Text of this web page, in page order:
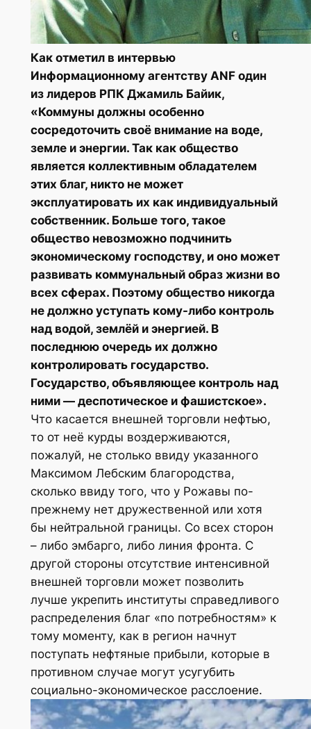
Как отметил в интервью
Информационному агентству ANF один
из лидеров РПК Джамиль Байик,
«Коммуны должны особенно
сосредоточить своё внимание на воде,
земле и энергии. Так как общество
является коллективным обладателем
этих благ, никто не может
эксплуатировать их как индивидуальный
собственник. Больше того, такое
общество невозможно подчинить
экономическому господству, и оно может
развивать коммунальный образ жизни во
всех сферах. Поэтому общество никогда
не должно уступать кому-либо контроль
над водой, землёй и энергией. В
последнюю очередь их должно
контролировать государство.
Государство, объявляющее контроль над
ними — деспотическое и фашистское».
Что касается внешней торговли нефтью,
то от неё курды воздерживаются,
пожалуй, не столько ввиду указанного
Максимом Лебским благородства,
сколько ввиду того, что у Рожавы по-
прежнему нет дружественной или хотя
бы нейтральной границы. Со всех сторон
– либо эмбарго, либо линия фронта. С
другой стороны отсутствие интенсивной
внешней торговли может позволить
лучше укрепить институты справедливого
распределения благ «по потребностям» к
тому моменту, как в регион начнут
поступать нефтяные прибыли, которые в
противном случае могут усугубить
социально-экономическое расслоение.